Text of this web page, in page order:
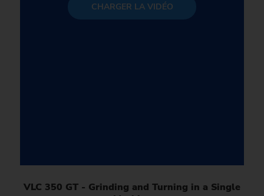
CHARGER LA VIDÉO
VLC 350 GT - Grinding and Turning in a Single